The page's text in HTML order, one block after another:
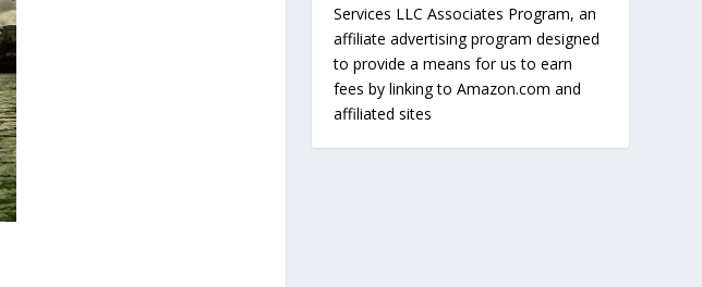
Services LLC Associates Program, an
affiliate advertising program designed
to provide a means for us to earn
fees by linking to Amazon.com and
affiliated sites